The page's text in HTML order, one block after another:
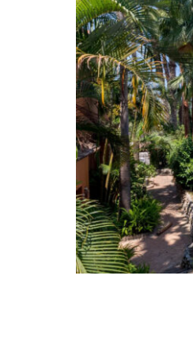
Esta urbanización
tranquila y cuenta
de la playa de la
Esta zona está
La famosa«Milla
lugar más buscado
establecida con
familias
zona más
y a Puerto Banús,
marítimo con sus
Club y Puente
españoles que
norte; las